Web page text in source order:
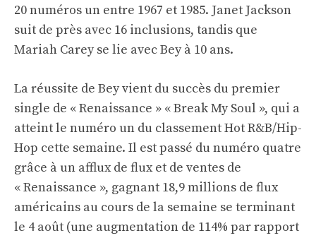
20 numéros un entre 1967 et 1985. Janet Jackson
suit de près avec 16 inclusions, tandis que
Mariah Carey se lie avec Bey à 10 ans.
La réussite de Bey vient du succès du premier
single de « Renaissance » « Break My Soul », qui a
atteint le numéro un du classement Hot R&B/Hip-
Hop cette semaine. Il est passé du numéro quatre
grâce à un afflux de flux et de ventes de
« Renaissance », gagnant 18,9 millions de flux
américains au cours de la semaine se terminant
le 4 août (une augmentation de 114% par rapport